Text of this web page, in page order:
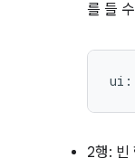
를 들
2행: 빈